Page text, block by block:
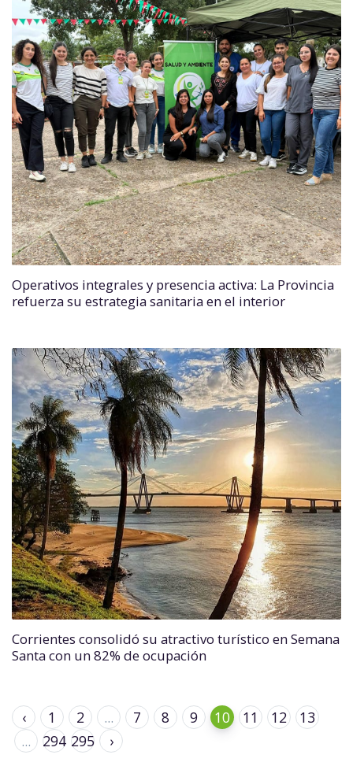
Operativos integrales y presencia activa: La Provincia
refuerza su estrategia sanitaria en el interior
Corrientes consolidó su atractivo turístico en Semana
Santa con un 82% de ocupación
‹ 1 2 ... 7 8 9 10 11 12
13
...
294 295 ›